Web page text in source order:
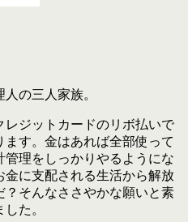
の三人家族。
ジットカードのリボ払いで
す。金はあれば全部使って
管理をしっかりやるようにな
金に支配される生活から解放
？そんなささやかな願いと素
た。